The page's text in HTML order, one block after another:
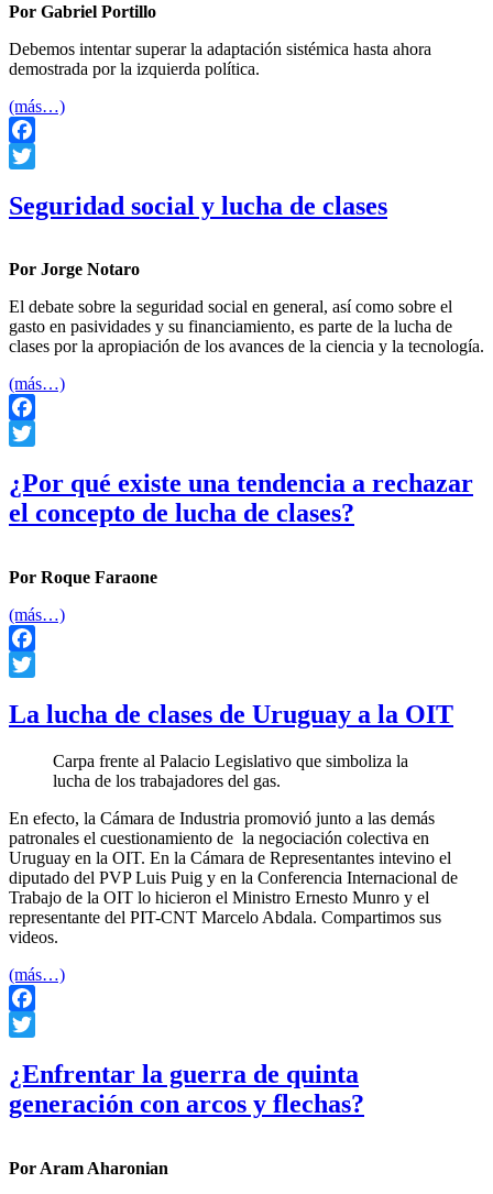
Por Gabriel Portillo
Debemos intentar superar la adaptación sistémica hasta ahora
demostrada por la izquierda política.
(más…)
Facebook
Seguridad social y lucha de clases
Por Jorge Notaro
El debate sobre la seguridad social en general, así como sobre el
gasto en pasividades y su financiamiento, es parte de la lucha de
clases por la apropiación de los avances de la ciencia y la tecnología.
(más…)
Facebook
¿Por qué existe una tendencia a rechazar
el concepto de lucha de clases?
Por Roque Faraone
(más…)
Facebook
La lucha de clases de Uruguay a la OIT
Carpa frente al Palacio Legislativo que simboliza la
lucha de los trabajadores del gas.
En efecto, la Cámara de Industria promovió junto a las demás
patronales el cuestionamiento de la negociación colectiva en
Uruguay en la OIT. En la Cámara de Representantes intevino el
diputado del PVP Luis Puig y en la Conferencia Internacional de
Trabajo de la OIT lo hicieron el Ministro Ernesto Munro y el
representante del PIT-CNT Marcelo Abdala. Compartimos sus
videos.
(más…)
Facebook
¿Enfrentar la guerra de quinta
generación con arcos y flechas?
Por Aram Aharonian